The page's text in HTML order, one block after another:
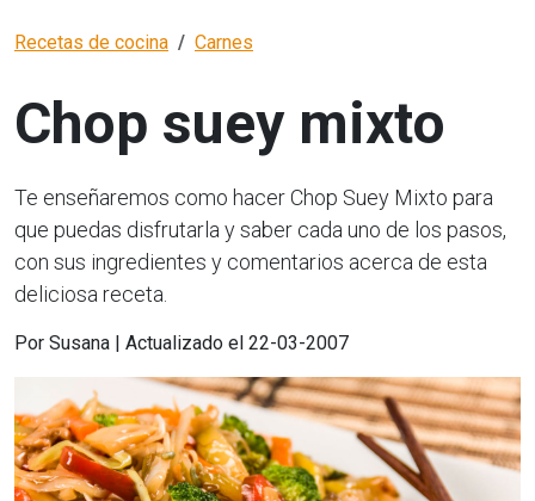
Recetas de cocina Carnes
Chop suey mixto
Te enseñaremos como hacer Chop Suey Mixto para
que puedas disfrutarla y saber cada uno de los pasos,
con sus ingredientes y comentarios acerca de esta
deliciosa receta.
Por Susana | Actualizado el 22-03-2007